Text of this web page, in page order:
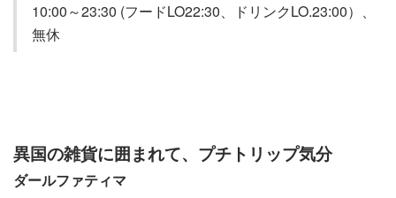
10:00～23:30 (フードLO22:30、ドリンクLO.23:00）、
無休
異国の雑貨に囲まれて、プチトリップ気分
ダールファティマ